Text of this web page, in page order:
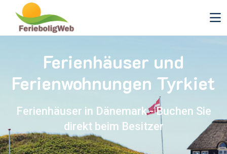
Ferienhäuser und
Ferienwohnungen Tyrkiet
Ferienhäuser in Dänemark - Buchen Sie
direkt beim Besitzer